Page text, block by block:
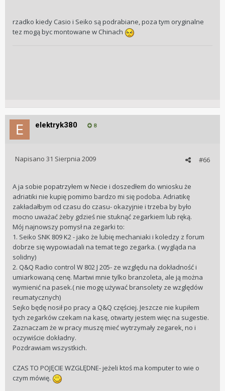
rzadko kiedy Casio i Seiko są podrabiane, poza tym oryginalne
tez mogą byc montowane w Chinach
elektryk380 8
#66
Napisano 31 Sierpnia 2009
A ja sobie popatrzyłem w Necie i doszedłem do wniosku że
adriatiki nie kupię pomimo bardzo mi się podoba. Adriatikę
zakładałbym od czasu do czasu- okazyjnie i trzeba by było
mocno uważać żeby gdzieś nie stuknąć zegarkiem lub ręką.
Mój najnowszy pomysł na zegarki to:
1. Seiko SNK 809 K2 - jako że lubię mechaniaki i koledzy z forum
dobrze się wypowiadali na temat tego zegarka. ( wygląda na
solidny)
2. Q&Q Radio control W 802 J 205- ze względu na dokładność i
umiarkowaną cenę. Martwi mnie tylko branzoleta, ale ją można
wymienić na pasek.( nie mogę używać bransolety ze względów
reumatycznych)
Sejko będę nosił po pracy a Q&Q częściej. Jeszcze nie kupiłem
tych zegarków czekam na kasę, otwarty jestem więc na sugestie.
Zaznaczam że w pracy muszę mieć wytrzymały zegarek, no i
oczywiście dokładny.
Pozdrawiam wszystkich.
CZAS TO POJĘCIE WZGLĘDNE- jeżeli ktoś ma komputer to wie o
czym mówię.